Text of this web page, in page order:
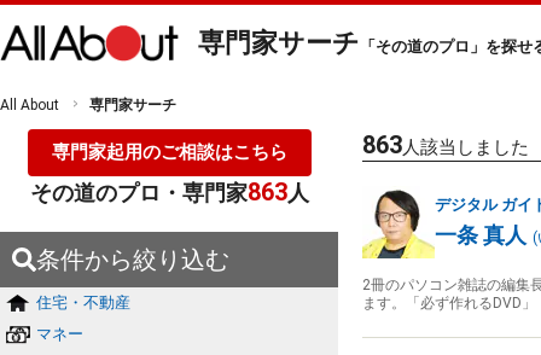
専門家サーチ 「その道のプロ」を探せ
All About 専門家サーチ
専門家起用のご相談はこちら
その道のプロ・専門家863人
条件から絞り込む
住宅・不動産
マネー
863人該当しました
デジタルガイ
一条 真人 (
2冊のパソコン雑誌の編集
ます。「必ず作れるDVD